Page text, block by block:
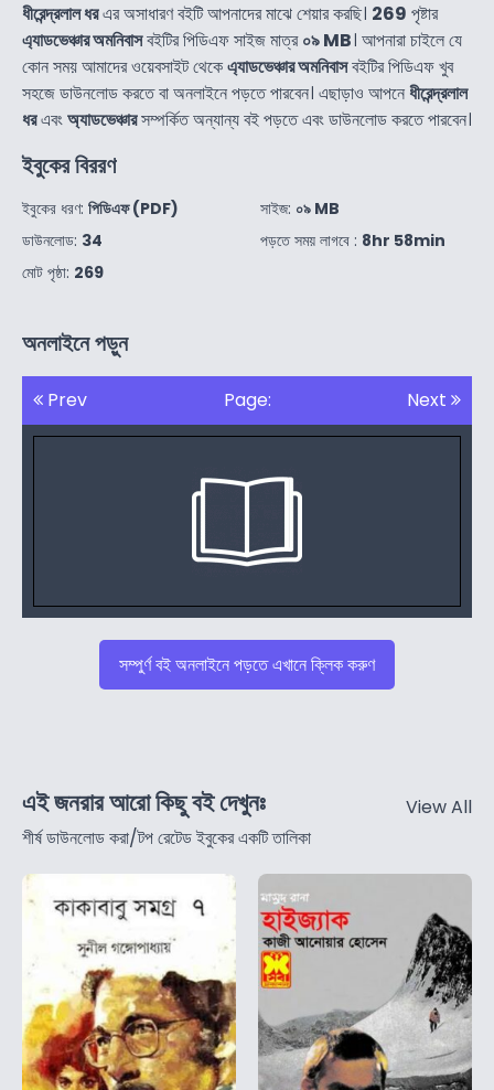
ধীরেন্দ্রলাল ধরএর অসাধারণ বইটি আপনাদের মাঝে শেয়ার করছি। 269 পৃষ্টার
এ্যাডভেঞ্চার অমনিবাসবইটির পিডিএফ সাইজ মাত্র০৯ MB। আপনারা চাইলে যে
কোন সময় আমাদের ওয়েবসাইট থেকেএ্যাডভেঞ্চার অমনিবাসবইটির পিডিএফ খুব
সহজে ডাউনলোড করতে বা অনলাইনে পড়তে পারবেন। এছাড়াও আপনেধীরেন্দ্রলাল
ধরএবংঅ্যাডভেঞ্চারসম্পর্কিত অন্যান্য বই পড়তে এবং ডাউনলোড করতে পারবেন।
ইবুকের বিররণ
ইবুকের ধরণ: পিডিএফ (PDF)
ডাউনলোড: 34
মোট পৃষ্ঠা: 269
সাইজ: ০৯ MB
পড়তে সময় লাগবে : 8hr 58min
অনলাইনে পড়ুন
Prev Page: Next
সম্পুর্ণ বই অনলাইনে পড়তে এখানে ক্লিক করুণ
এই জনরার আরো কিছু বই দেখুনঃ
শীর্ষ ডাউনলোড করা/টপ রেটেড ইবুকের একটি তালিকা
View All